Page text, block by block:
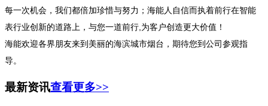
每一次机会，我们都倍加珍惜与努力；海能人自信而执着前行在智能
表行业创新的道路上，与您一道前行,为客户创造更大价值！
海能欢迎各界朋友来到美丽的海滨城市烟台，期待您到公司参观指
导。
最新资讯查看更多>>